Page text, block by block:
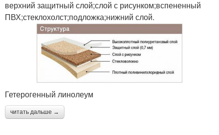
верхний защитный слой;слой с рисунком;вспененный
ПВХ;стеклохолст;подложка;нижний слой.
Гетерогенный линолеум
читать дальше →